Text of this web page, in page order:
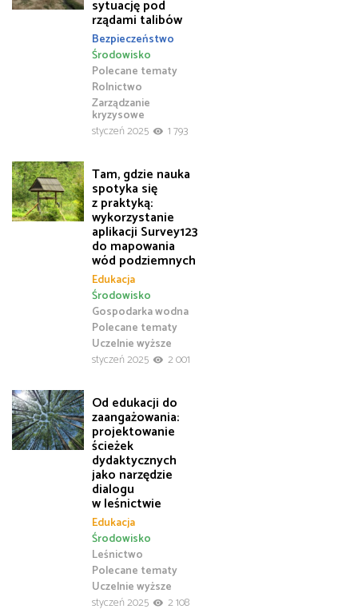
sytuację pod
rządami talibów
Bezpieczeństwo
Polecane tematy
Rolnictwo
Środowisko
Zarządzanie
kryzysowe
styczeń 2025
1 793
Tam, gdzie nauka
spotyka się
z praktyką:
wykorzystanie
aplikacji Survey123
do mapowania
wód podziemnych
Edukacja
Gospodarka wodna
Polecane tematy
Środowisko
Uczelnie wyższe
styczeń 2025
2 001
Od edukacji do
zaangażowania:
projektowanie
ścieżek
dydaktycznych
jako narzędzie
dialogu
w leśnictwie
Edukacja
Leśnictwo
Polecane tematy
Środowisko
Uczelnie wyższe
styczeń 2025
2 108